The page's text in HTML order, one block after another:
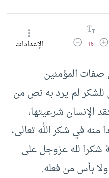
زيادة حجم الخط
16 تقليل حجم الخطالإعدادات
صفات المؤمنين
للشكر لم يرد به نص من
الإنسان شرعيتها،
منه في شكر الله تعالى،
شكرا لله عزوجل على
بأس من فعله.